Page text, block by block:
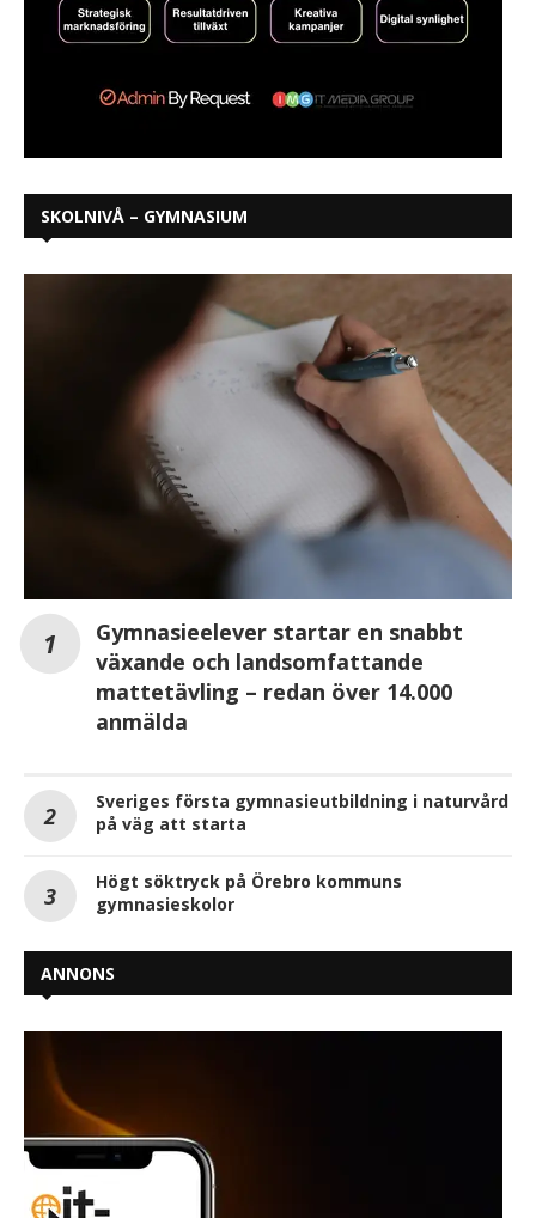
SKOLNIVÅ – GYMNASIUM
Gymnasieelever startar en snabbt
växande och landsomfattande
mattetävling – redan över 14.000
anmälda
Sveriges första gymnasieutbildning i naturvård
på väg att starta
Högt söktryck på Örebro kommuns
gymnasieskolor
ANNONS